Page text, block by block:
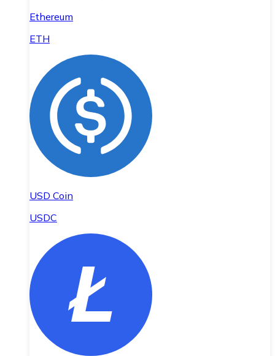
Ethereum
ETH
USD Coin
USDC